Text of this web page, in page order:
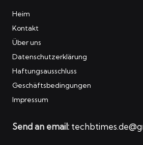
Heim
Kontakt
Über uns
Datenschutzerklärung
Haftungsausschluss
Geschäftsbedingungen
Impressum
Send an email: